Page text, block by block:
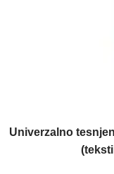
Univerzalno